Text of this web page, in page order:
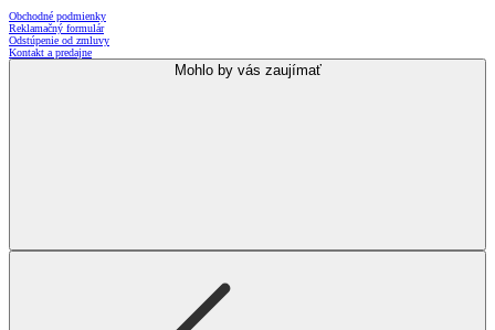
Obchodné podmienky
Reklamačný formulár
Odstúpenie od zmluvy
Kontakt a predajne
Mohlo by vás zaujímať